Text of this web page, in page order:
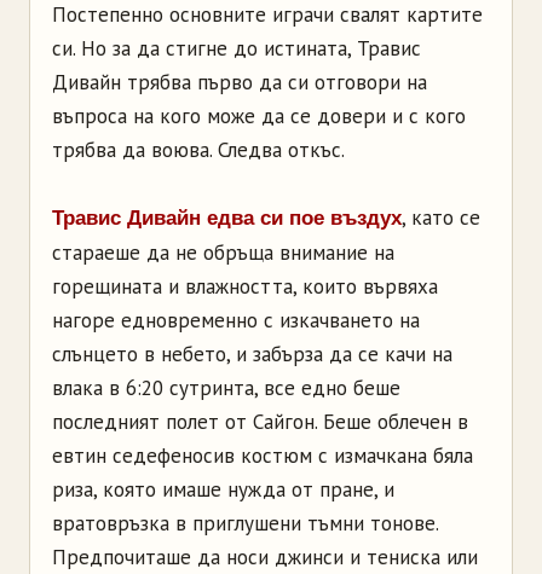
Постепенно основните играчи свалят картите
си. Но за да стигне до истината, Травис
Дивайн трябва първо да си отговори на
въпроса на кого може да се довери и с кого
трябва да воюва. Следва откъс.
Травис Дивайн едва си пое въздух, като се
стараеше да не обръща внимание на
горещината и влажността, които вървяха
нагоре едновременно с изкачването на
слънцето в небето, и забърза да се качи на
влака в 6:20 сутринта, все едно беше
последният полет от Сайгон. Беше облечен в
евтин седефеносив костюм с измачкана бяла
риза, която имаше нужда от пране, и
вратовръзка в приглушени тъмни тонове.
Предпочиташе да носи джинси и тениска или